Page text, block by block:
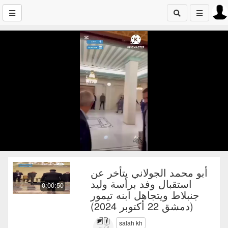
0:00:50
أبو محمد الجولاني يتأخر عن
استقبال وفد برأسة وليد
جنبلاط ويتجاهل ابنه تيمور
(دمشق 22 أكتوبر 2024)
salah kh